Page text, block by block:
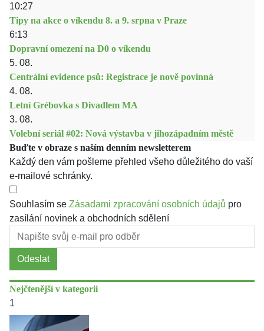
10:27
Tipy na akce o víkendu 8. a 9. srpna v Praze
6:13
Dopravní omezení na D0 o víkendu
5. 08.
Centrální evidence psů: Registrace je nově povinná
4. 08.
Letní Grébovka s Divadlem MA
3. 08.
Volební seriál #02: Nová výstavba v jihozápadním městě
Buďte v obraze s naším denním newsletterem
Každý den vám pošleme přehled všeho důležitého do vaší
e-mailové schránky.
Souhlasím se Zásadami zpracování osobních údajů pro
zasílání novinek a obchodních sdělení
Odeslat
Nejčtenější v kategorii
1